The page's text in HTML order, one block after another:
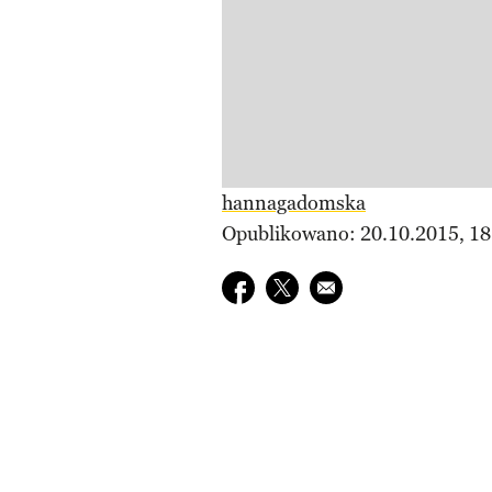
hannagadomska
Opublikowano: 20.10.2015,
Udostępnij na facebook
Udostępnij na twitter
E-mail do przyjaciela